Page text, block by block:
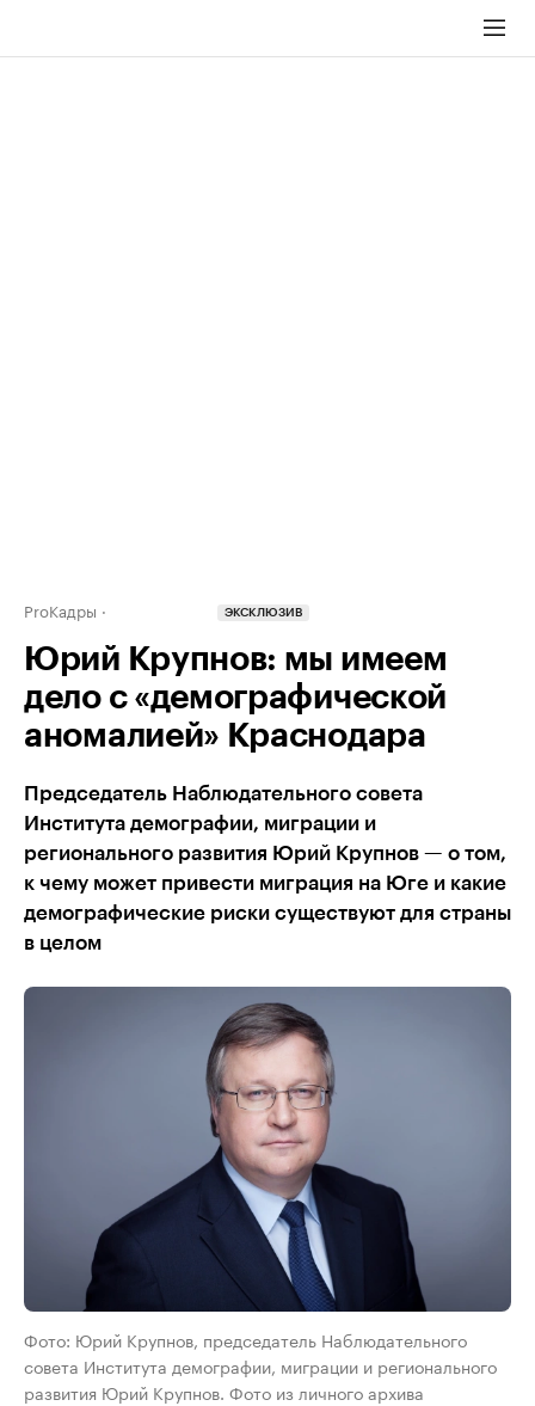
ProКадры ЭКСКЛЮЗИВ
Юрий Крупнов: мы имеем
дело с «демографической
аномалией» Краснодара
Председатель Наблюдательного совета
Института демографии, миграции и
регионального развития Юрий Крупнов — о том,
к чему может привести миграция на Юге и какие
демографические риски существуют для страны
в целом
Фото: Юрий Крупнов, председатель Наблюдательного
совета Института демографии, миграции и регионального
развития Юрий Крупнов. Фото из личного архива